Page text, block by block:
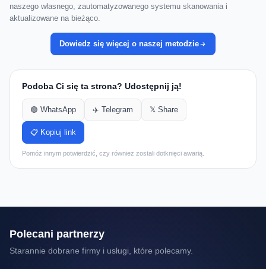
naszego własnego, zautomatyzowanego systemu skanowania i
aktualizowane na bieżąco.
Dowiedz się więcej o naszej metodzie
Podoba Ci się ta strona? Udostępnij ją!
🟢 WhatsApp ✈️ Telegram 𝕏 Share
📋 Kopiuj link
Pomóż innym potwierdzić, czy również zostali dotknięci awarią.
Polecani partnerzy
Starannie dobrane firmy i usługi, które polecamy.